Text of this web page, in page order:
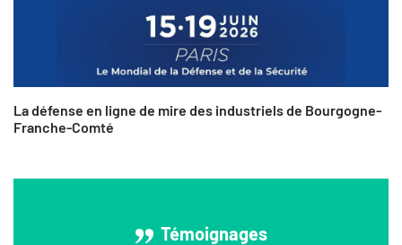
La défense en ligne de mire des industriels de Bourgogne-
Franche-Comté
Témoignages